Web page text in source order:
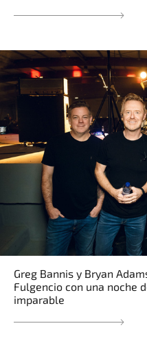
Greg Bannis y Bryan
Fulgencio con una noche
imparable